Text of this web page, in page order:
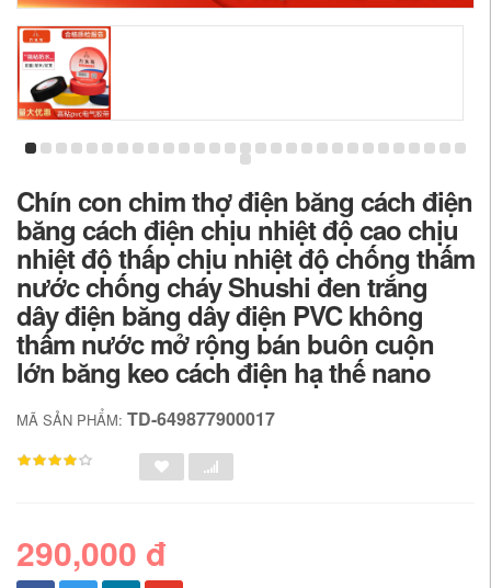
Chín con chim thợ điện băng cách điện
băng cách điện chịu nhiệt độ cao chịu
nhiệt độ thấp chịu nhiệt độ chống thấm
nước chống cháy Shushi đen trắng
dây điện băng dây điện PVC không
thấm nước mở rộng bán buôn cuộn
lớn băng keo cách điện hạ thế nano
MÃ SẢN PHẨM: TD-649877900017
290,000 đ